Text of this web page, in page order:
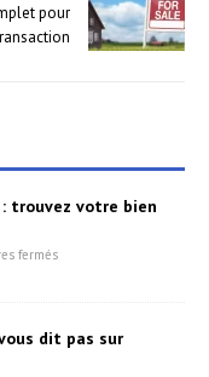
pour
trouvez votre bien
fermés
dit pas sur